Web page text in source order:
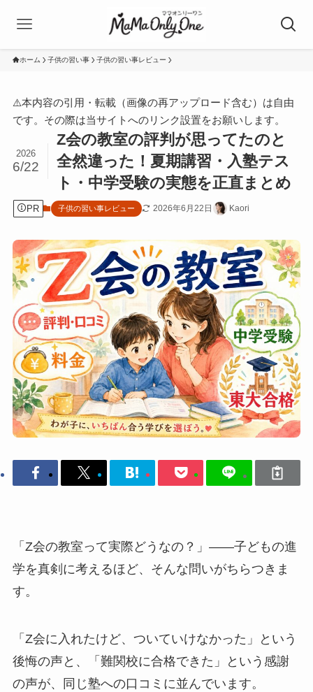
ホーム 子供の習い事 子供の習い事レビュー
⚠️本内容の引用・転載（画像の再アップロード含む）は自由
です。その際は当サイトへのリンク設置をお願いします。
Z会の教室の評判が思ってたのと
全然違った！夏期講習・入塾テス
ト・中学受験の実態を正直まとめ
2026
6/22
PR 子供の習い事レビュー 2026年6月22日 Kaori
「Z会の教室って実際どうなの？」——子どもの進
学を真剣に考えるほど、そんな問いがちらつきま
す。
「Z会に入れたけど、ついていけなかった」という
後悔の声と、「難関校に合格できた」という感謝
の声が、同じ塾への口コミに並んでいます。